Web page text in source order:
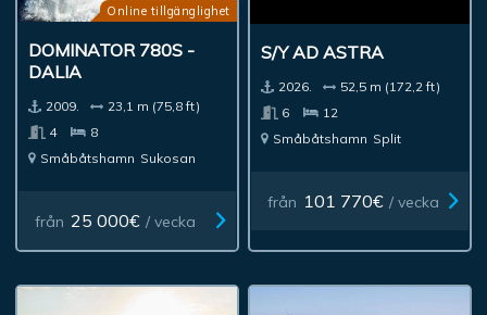
Online tillgänglighet
DOMINATOR 780S -
DALIA
2009.
23,1 m (75,8 ft)
4
8
Småbåtshamn Sukosan
från 25 000€ / vecka
S/Y AD ASTRA
2026.
52,5 m (172,2 ft)
6
12
Småbåtshamn Split
från 101 770€ / vecka